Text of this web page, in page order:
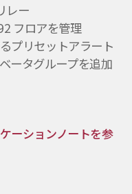
レー
フロアを管理
プリセットアラート
ータグループを追加
ーションノートを参